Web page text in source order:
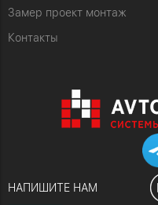
Замер проект монтаж
Контакты
НАПИШИТЕ НАМ